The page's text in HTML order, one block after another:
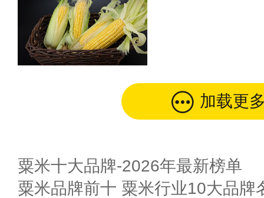
加载更
粟米十大品牌-2026年最新榜单
粟米品牌前十 粟米行业10大品牌